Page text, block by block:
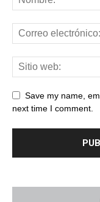
Save my name,
next time I comment.